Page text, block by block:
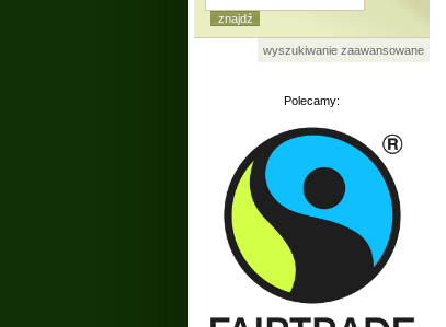
wyszukiwanie zaawansowane
Polecamy: